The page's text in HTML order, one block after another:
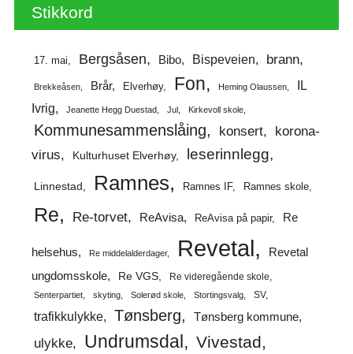
Stikkord
17. mai Bergsåsen Bibo Bispeveien brann
Brekkeåsen Brår Elverhøy Fon Heming Olaussen
IL
Ivrig
Jeanette Hegg Duestad Jul Kirkevoll skole
Kommunesammenslåing konsert
korona-
virus
Kulturhuset Elverhøy leserinnlegg
Linnestad Ramnes Ramnes IF Ramnes skole
Re Re-torvet ReAvisa ReAvisa på papir Re
helsehus Re middelalderdager Revetal
Revetal
ungdomsskole
Re VGS Re videregående skole
Senterpartiet skyting Solerød skole Stortingsvalg SV
trafikkulykke Tønsberg Tønsberg kommune
ulykke Undrumsdal Vivestad